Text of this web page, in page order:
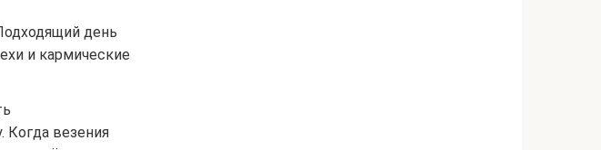
день
и кармические
Когда везения